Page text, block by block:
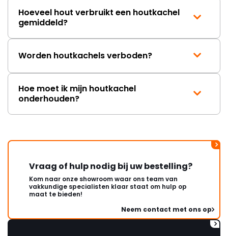
Hoeveel hout verbruikt een houtkachel
gemiddeld?
Worden houtkachels verboden?
Hoe moet ik mijn houtkachel
onderhouden?
Vraag of hulp nodig bij uw bestelling?
Kom naar onze showroom waar ons team van
vakkundige specialisten klaar staat om hulp op
maat te bieden!
Neem contact met ons op